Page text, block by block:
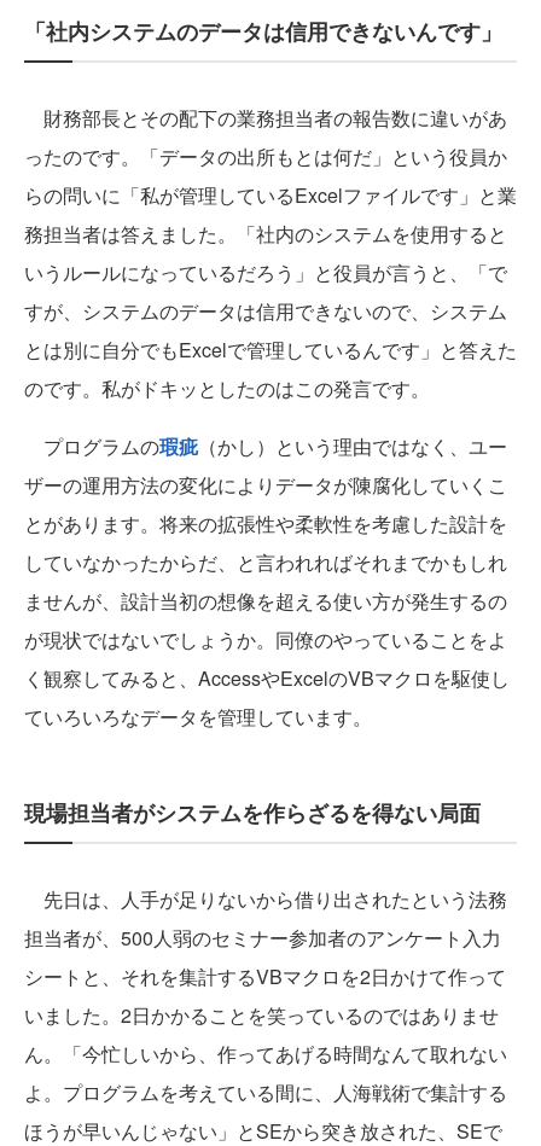
「社内システムのデータは信用できないんです」
財務部長とその配下の業務担当者の報告数に違いがあ
ったのです。「データの出所もとは何だ」という役員か
らの問いに「私が管理しているExcelファイルです」と業
務担当者は答えました。「社内のシステムを使用すると
いうルールになっているだろう」と役員が言うと、「で
すが、システムのデータは信用できないので、システム
とは別に自分でもExcelで管理しているんです」と答えた
のです。私がドキッとしたのはこの発言です。
プログラムの瑕疵（かし）という理由ではなく、ユー
ザーの運用方法の変化によりデータが陳腐化していくこ
とがあります。将来の拡張性や柔軟性を考慮した設計を
していなかったからだ、と言われればそれまでかもしれ
ませんが、設計当初の想像を超える使い方が発生するの
が現状ではないでしょうか。同僚のやっていることをよ
く観察してみると、AccessやExcelのVBマクロを駆使し
ていろいろなデータを管理しています。
現場担当者がシステムを作らざるを得ない局面
先日は、人手が足りないから借り出されたという法務
担当者が、500人弱のセミナー参加者のアンケート入力
シートと、それを集計するVBマクロを2日かけて作って
いました。2日かかることを笑っているのではありませ
ん。「今忙しいから、作ってあげる時間なんて取れない
よ。プログラムを考えている間に、人海戦術で集計する
ほうが早いんじゃない」とSEから突き放された、SEで